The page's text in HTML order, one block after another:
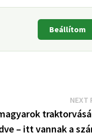
Beállítom
NEXT
– itt vannak a